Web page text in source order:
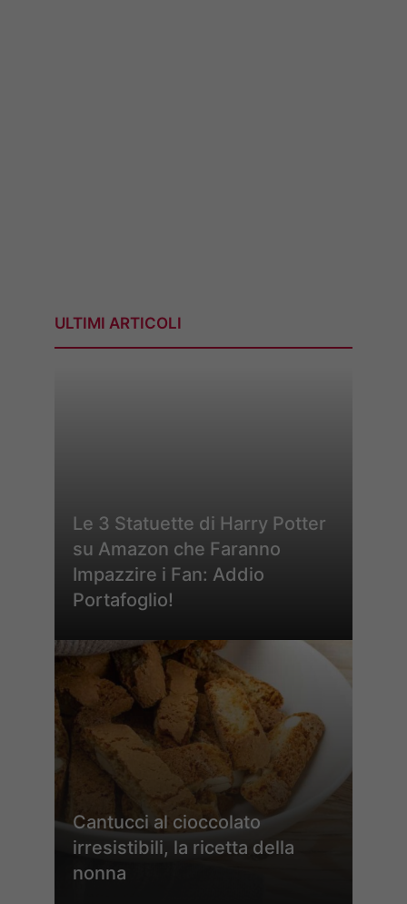
ULTIMI ARTICOLI
Le 3 Statuette di Harry Potter
su Amazon che Faranno
Impazzire i Fan: Addio
Portafoglio!
Cantucci al cioccolato
irresistibili, la ricetta della
nonna